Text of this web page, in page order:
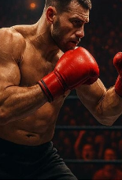
самые лучшие и